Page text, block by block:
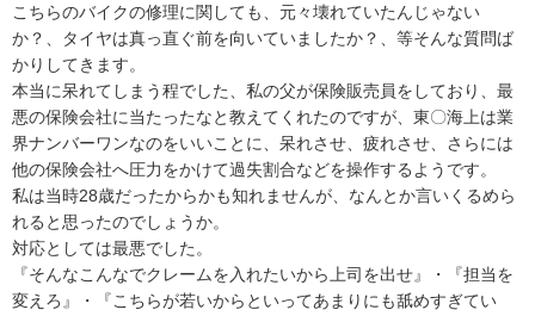
こちらのバイクの修理に関しても、元々壊れていたんじゃない
か？、タイヤは真っ直ぐ前を向いていましたか？、等そんな質問ば
かりしてきます。
本当に呆れてしまう程でした、私の父が保険販売員をしており、最
悪の保険会社に当たったなと教えてくれたのですが、東〇海上は業
界ナンバーワンなのをいいことに、呆れさせ、疲れさせ、さらには
他の保険会社へ圧力をかけて過失割合などを操作するようです。
私は当時28歳だったからかも知れませんが、なんとか言いくるめら
れると思ったのでしょうか。
対応としては最悪でした。
『そんなこんなでクレームを入れたいから上司を出せ』・『担当を
変えろ』・『こちらが若いからといってあまりにも舐めすぎてい